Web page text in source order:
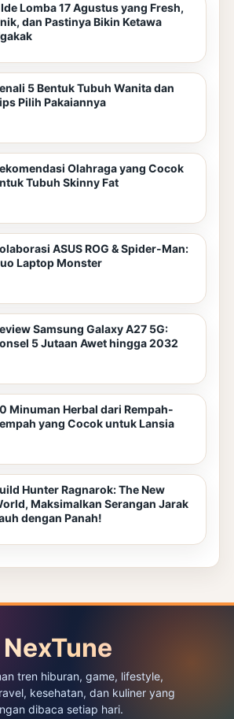
Lomba 17 Agustus yang Fresh,
dan Pastinya Bikin Ketawa
5 Bentuk Tubuh Wanita dan
Pilih Pakaiannya
Olahraga yang Cocok
Tubuh Skinny Fat
ASUS ROG & Spider-Man:
Laptop Monster
Samsung Galaxy A27 5G:
5 Jutaan Awet hingga 2032
Minuman Herbal dari Rempah-
yang Cocok untuk Lansia
Hunter Ragnarok: The New
Maksimalkan Serangan Jarak
dengan Panah!
NexTune
tren hiburan, game, lifestyle,
kesehatan, dan kuliner yang
dibaca setiap hari.